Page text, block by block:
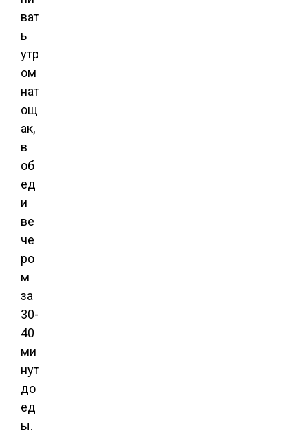
ват
ь
утр
ом
нат
ощ
ак,
в
об
ед
и
ве
че
ро
м
за
30-
40
ми
нут
до
ед
ы.